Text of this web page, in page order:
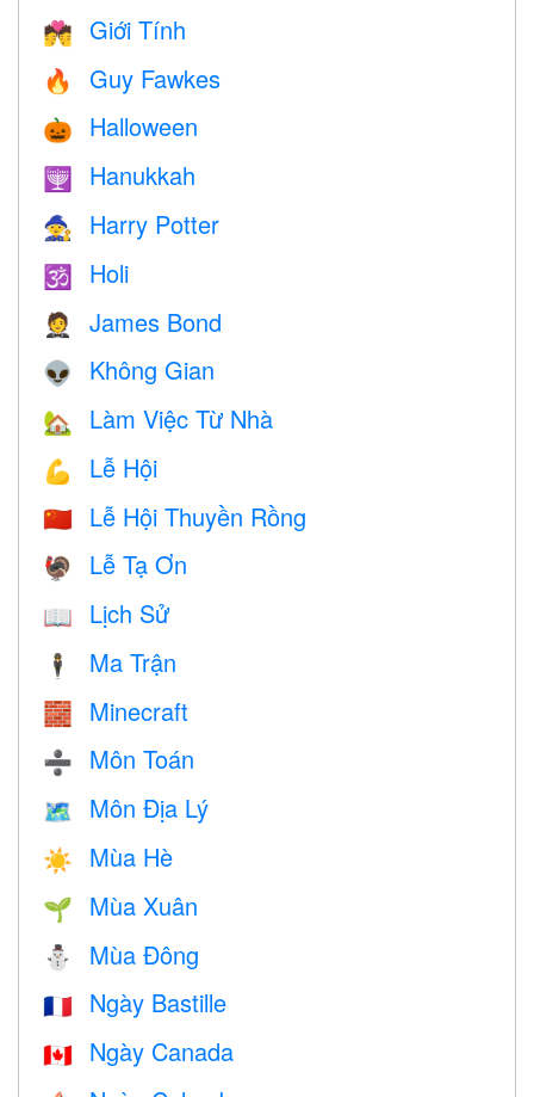
💏 Giới Tính
🔥 Guy Fawkes
🎃 Halloween
🕎 Hanukkah
🧙 Harry Potter
🕉 Holi
🤵 James Bond
👽 Không Gian
🏡 Làm Việc Từ Nhà
💪 Lễ Hội
🇨🇳 Lễ Hội Thuyền Rồng
🦃 Lễ Tạ Ơn
📖 Lịch Sử
🕴️ Ma Trận
🧱 Minecraft
➗ Môn Toán
🗺 Môn Địa Lý
☀️ Mùa Hè
🌱 Mùa Xuân
⛄ Mùa Đông
🇫🇷 Ngày Bastille
🇨🇦 Ngày Canada